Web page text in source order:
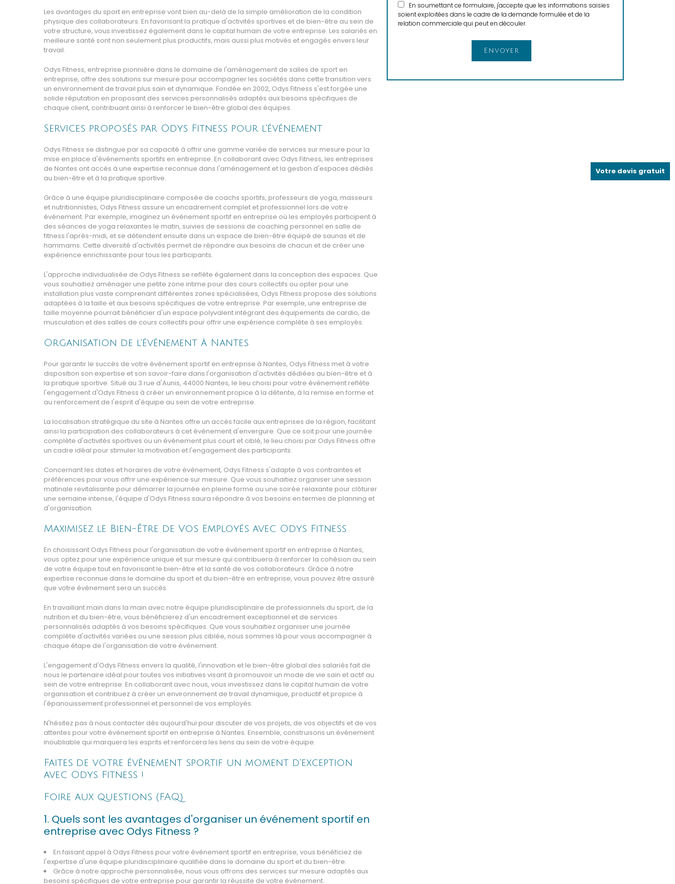
Les avantages du sport en entreprise vont bien au-delà de la simple amélioration de la condition
physique des collaborateurs. En favorisant la pratique d'activités sportives et de bien-être au sein de
votre structure, vous investissez également dans le capital humain de votre entreprise. Les salariés en
meilleure santé sont non seulement plus productifs, mais aussi plus motivés et engagés envers leur
travail.
Odys Fitness, entreprise pionnière dans le domaine de l'aménagement de salles de sport en
entreprise, offre des solutions sur mesure pour accompagner les sociétés dans cette transition vers
un environnement de travail plus sain et dynamique. Fondée en 2002, Odys Fitness s'est forgée une
solide réputation en proposant des services personnalisés adaptés aux besoins spécifiques de
chaque client, contribuant ainsi à renforcer le bien-être global des équipes.
Services proposés par Odys Fitness pour l'événement
Odys Fitness se distingue par sa capacité à offrir une gamme variée de services sur mesure pour la
mise en place d'événements sportifs en entreprise. En collaborant avec Odys Fitness, les entreprises
de Nantes ont accès à une expertise reconnue dans l'aménagement et la gestion d'espaces dédiés
au bien-être et à la pratique sportive.
Grâce à une équipe pluridisciplinaire composée de coachs sportifs, professeurs de yoga, masseurs
et nutritionnistes, Odys Fitness assure un encadrement complet et professionnel lors de votre
événement. Par exemple, imaginez un événement sportif en entreprise où les employés participent à
des séances de yoga relaxantes le matin, suivies de sessions de coaching personnel en salle de
fitness l'après-midi, et se détendent ensuite dans un espace de bien-être équipé de saunas et de
hammams. Cette diversité d'activités permet de répondre aux besoins de chacun et de créer une
expérience enrichissante pour tous les participants.
L'approche individualisée de Odys Fitness se reflète également dans la conception des espaces. Que
vous souhaitiez aménager une petite zone intime pour des cours collectifs ou opter pour une
installation plus vaste comprenant différentes zones spécialisées, Odys Fitness propose des solutions
adaptées à la taille et aux besoins spécifiques de votre entreprise. Par exemple, une entreprise de
taille moyenne pourrait bénéficier d'un espace polyvalent intégrant des équipements de cardio, de
musculation et des salles de cours collectifs pour offrir une expérience complète à ses employés.
Organisation de l'événement à Nantes
Pour garantir le succès de votre événement sportif en entreprise à Nantes, Odys Fitness met à votre
disposition son expertise et son savoir-faire dans l'organisation d'activités dédiées au bien-être et à
la pratique sportive. Situé au 3 rue d'Aunis, 44000 Nantes, le lieu choisi pour votre événement reflète
l'engagement d'Odys Fitness à créer un environnement propice à la détente, à la remise en forme et
au renforcement de l'esprit d'équipe au sein de votre entreprise.
La localisation stratégique du site à Nantes offre un accès facile aux entreprises de la région, facilitant
ainsi la participation des collaborateurs à cet événement d'envergure. Que ce soit pour une journée
complète d'activités sportives ou un événement plus court et ciblé, le lieu choisi par Odys Fitness offre
un cadre idéal pour stimuler la motivation et l'engagement des participants.
Concernant les dates et horaires de votre événement, Odys Fitness s'adapte à vos contraintes et
préférences pour vous offrir une expérience sur mesure. Que vous souhaitiez organiser une session
matinale revitalisante pour démarrer la journée en pleine forme ou une soirée relaxante pour clôturer
une semaine intense, l'équipe d'Odys Fitness saura répondre à vos besoins en termes de planning et
d'organisation.
Maximisez le Bien-Être de Vos Employés avec Odys Fitness
En choisissant Odys Fitness pour l'organisation de votre événement sportif en entreprise à Nantes,
vous optez pour une expérience unique et sur mesure qui contribuera à renforcer la cohésion au sein
de votre équipe tout en favorisant le bien-être et la santé de vos collaborateurs. Grâce à notre
expertise reconnue dans le domaine du sport et du bien-être en entreprise, vous pouvez être assuré
que votre événement sera un succès.
En travaillant main dans la main avec notre équipe pluridisciplinaire de professionnels du sport, de la
nutrition et du bien-être, vous bénéficierez d'un encadrement exceptionnel et de services
personnalisés adaptés à vos besoins spécifiques. Que vous souhaitiez organiser une journée
complète d'activités variées ou une session plus ciblée, nous sommes là pour vous accompagner à
chaque étape de l'organisation de votre événement.
L'engagement d'Odys Fitness envers la qualité, l'innovation et le bien-être global des salariés fait de
nous le partenaire idéal pour toutes vos initiatives visant à promouvoir un mode de vie sain et actif au
sein de votre entreprise. En collaborant avec nous, vous investissez dans le capital humain de votre
organisation et contribuez à créer un environnement de travail dynamique, productif et propice à
l'épanouissement professionnel et personnel de vos employés.
N'hésitez pas à nous contacter dès aujourd'hui pour discuter de vos projets, de vos objectifs et de vos
attentes pour votre événement sportif en entreprise à Nantes. Ensemble, construisons un événement
inoubliable qui marquera les esprits et renforcera les liens au sein de votre équipe.
Faites de votre événement sportif un moment d'exception
avec Odys Fitness !
Foire aux questions (FAQ)
1. Quels sont les avantages d'organiser un événement sportif en
entreprise avec Odys Fitness ?
En faisant appel à Odys Fitness pour votre événement sportif en entreprise, vous bénéficiez de
l'expertise d'une équipe pluridisciplinaire qualifiée dans le domaine du sport et du bien-être.
Grâce à notre approche personnalisée, nous vous offrons des services sur mesure adaptés aux
besoins spécifiques de votre entreprise pour garantir la réussite de votre événement.
En soumettant ce formulaire, j'accepte que les informations saisies
soient exploitées dans le cadre de la demande formulée et de la
relation commerciale qui peut en découler.
Votre devis gratuit